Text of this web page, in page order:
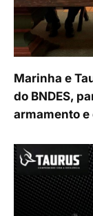
Marinha e
do BNDES,
armamento